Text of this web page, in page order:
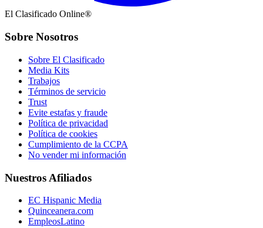
El Clasificado Online®
Sobre Nosotros
Sobre El Clasificado
Media Kits
Trabajos
Términos de servicio
Trust
Evite estafas y fraude
Política de privacidad
Política de cookies
Cumplimiento de la CCPA
No vender mi información
Nuestros Afiliados
EC Hispanic Media
Quinceanera.com
EmpleosLatino